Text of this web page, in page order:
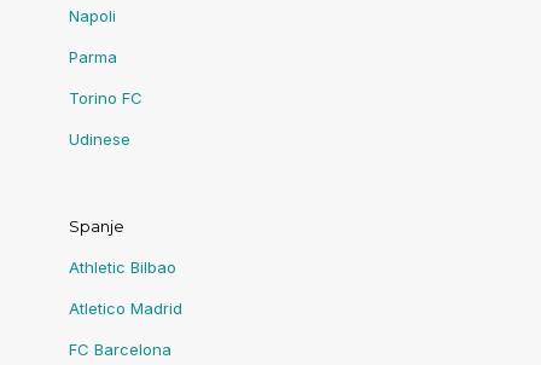
Napoli
Parma
Torino FC
Udinese
Spanje
Athletic Bilbao
Atletico Madrid
FC Barcelona